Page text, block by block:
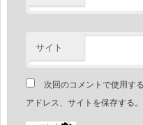
サイト
次回のコメントで使用す
アドレス、サイトを保存する。